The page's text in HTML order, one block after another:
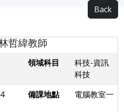
Back
哲緯教師
領域科目
科技-資訊
科技
備課地點 電腦教室一